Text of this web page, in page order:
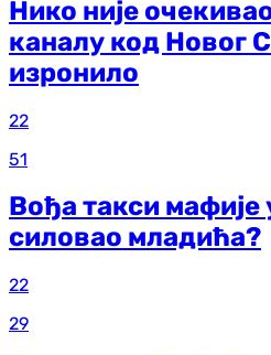
Нико није
каналу код Новог
изронило
22
51
Вођа такси мафије
силовао младића?
22
29